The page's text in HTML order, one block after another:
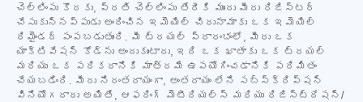
చెల్లింపు కొరకు, ప్రతి చెల్లింపు తేదీకి ముందు మీరు రిజిస్టర్
చేసుకున్నప్పుడు అందించిన ఇమెయిల్ చిరునామాకు ఒక ఇమెయిల్
రిమైండర్ పంపబడుతుంది. మీ ట్రయల్ ప్రారంభంలో, మీరు ఒక
యాక్టివేషన్ కోడ్‌ను అందుకుంటారు, ఇది ఒక ఖాతాకు ఒక ట్రయల్
మరియు ఒక పరికరానికి మాత్రమే ఉపయోగించడానికి పరిమితం
చేయబడింది. మీరు నిరంతరాయంగా, అంతరాయం లేని సబ్‌స్క్రిప్షన్
వినియోగదారు అయితే, ఆఫరింగ్ మెటీరియల్స్ మరియు రిజిస్ట్రేషన్/